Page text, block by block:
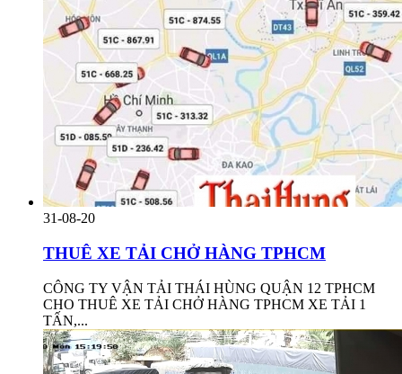
31-08-20
THUÊ XE TẢI CHỞ HÀNG TPHCM
CÔNG TY VẬN TẢI THÁI HÙNG QUẬN 12 TPHCM
CHO THUÊ XE TẢI CHỞ HÀNG TPHCM XE TẢI 1
TẤN,...